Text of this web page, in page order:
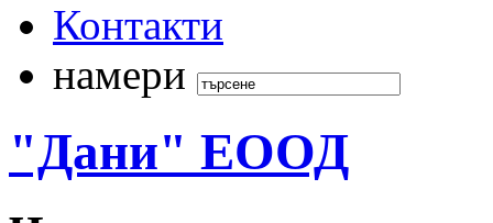
Контакти
намери
"Дани" ЕООД